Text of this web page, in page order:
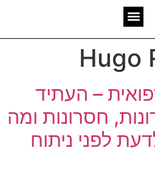
Hugo
– העתיד
חסרונות ומה
לפני ניתוח